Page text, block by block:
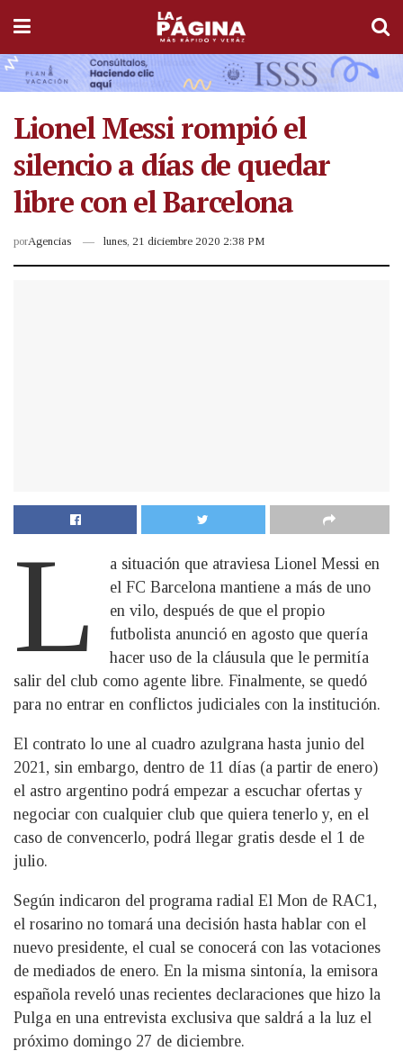
Lionel Messi rompió el
silencio a días de quedar
libre con el Barcelona
porAgencias lunes, 21 diciembre 2020 2:38 PM
L
a situación que atraviesa Lionel Messi en
el FC Barcelona mantiene a más de uno
en vilo, después de que el propio
futbolista anunció en agosto que quería
hacer uso de la cláusula que le permitía
salir del club como agente libre. Finalmente, se quedó
para no entrar en conflictos judiciales con la institución.
El contrato lo une al cuadro azulgrana hasta junio del
2021, sin embargo, dentro de 11 días (a partir de enero)
el astro argentino podrá empezar a escuchar ofertas y
negociar con cualquier club que quiera tenerlo y, en el
caso de convencerlo, podrá llegar gratis desde el 1 de
julio.
Según indicaron del programa radial El Mon de RAC1,
el rosarino no tomará una decisión hasta hablar con el
nuevo presidente, el cual se conocerá con las votaciones
de mediados de enero. En la misma sintonía, la emisora
española reveló unas recientes declaraciones que hizo la
Pulga en una entrevista exclusiva que saldrá a la luz el
próximo domingo 27 de diciembre.